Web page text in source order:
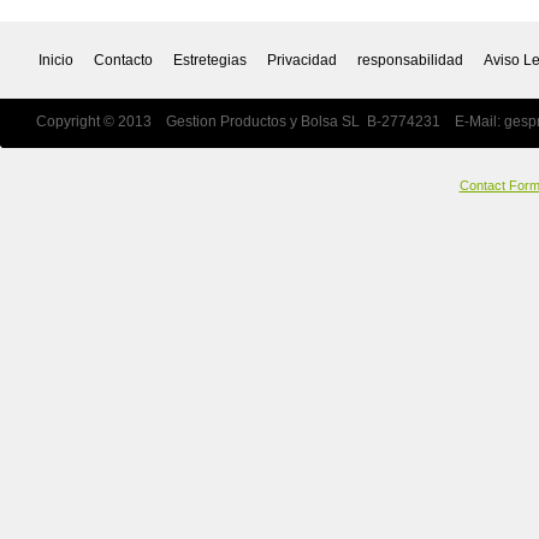
Inicio Contacto Estretegias Privacidad responsabilidad Aviso
Copyright © 2013 Gestion Productos y Bolsa SL B-2774231 E-Mail:
Contact Form